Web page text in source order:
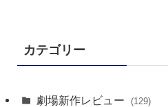
カテゴリー
劇場新作レビュー (129)